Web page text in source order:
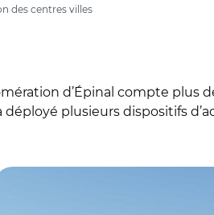
des centres villes
d’Épinal compte plus
déployé plusieurs dispositifs